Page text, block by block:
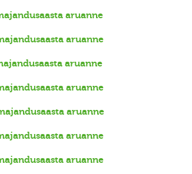
aruanne
aruanne
aruanne
aruanne
aruanne
aruanne
aruanne